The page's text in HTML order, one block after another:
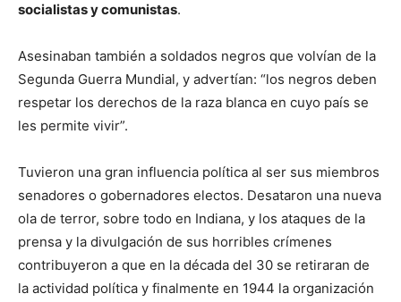
socialistas y comunistas.
Asesinaban también a soldados negros que volvían de la
Segunda Guerra Mundial, y advertían: “los negros deben
respetar los derechos de la raza blanca en cuyo país se
les permite vivir”.
Tuvieron una gran influencia política al ser sus miembros
senadores o gobernadores electos. Desataron una nueva
ola de terror, sobre todo en Indiana, y los ataques de la
prensa y la divulgación de sus horribles crímenes
contribuyeron a que en la década del 30 se retiraran de
la actividad política y finalmente en 1944 la organización